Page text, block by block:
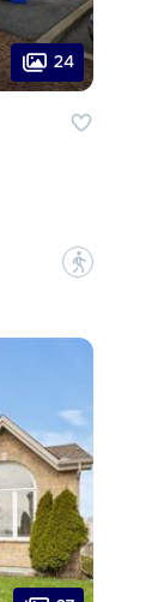
24
?